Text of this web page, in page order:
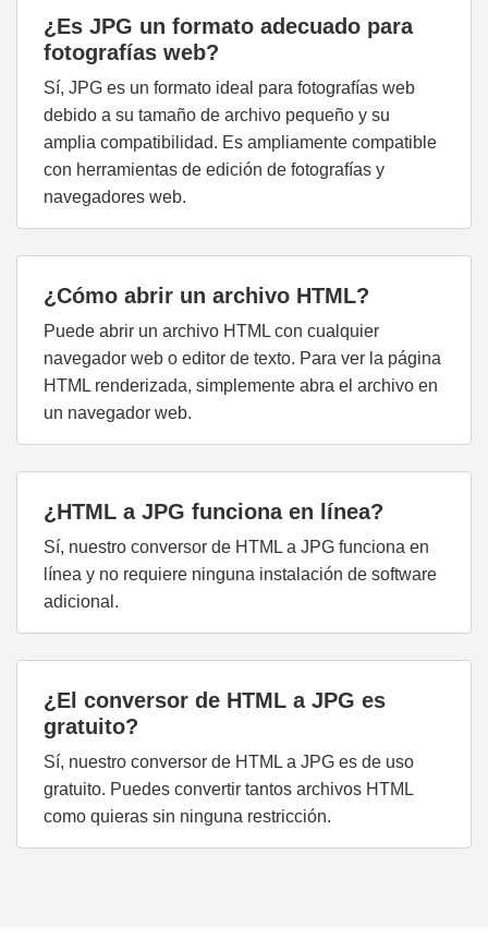
¿Es JPG un formato adecuado para
fotografías web?
Sí, JPG es un formato ideal para fotografías web
debido a su tamaño de archivo pequeño y su
amplia compatibilidad. Es ampliamente compatible
con herramientas de edición de fotografías y
navegadores web.
¿Cómo abrir un archivo HTML?
Puede abrir un archivo HTML con cualquier
navegador web o editor de texto. Para ver la página
HTML renderizada, simplemente abra el archivo en
un navegador web.
¿HTML a JPG funciona en línea?
Sí, nuestro conversor de HTML a JPG funciona en
línea y no requiere ninguna instalación de software
adicional.
¿El conversor de HTML a JPG es
gratuito?
Sí, nuestro conversor de HTML a JPG es de uso
gratuito. Puedes convertir tantos archivos HTML
como quieras sin ninguna restricción.